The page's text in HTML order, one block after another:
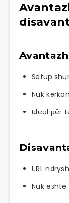
Setup
Nuk
Ideal për
URL
Nuk